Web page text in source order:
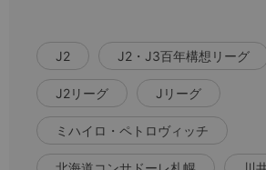
J2 J2・J3百年構想リーグ
J2リーグ Jリーグ
ミハイロ・ペトロヴィッチ